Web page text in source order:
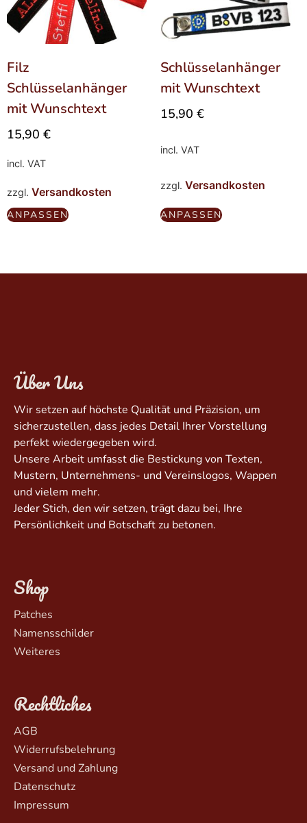
Filz
Schlüsselanhänger
mit Wunschtext
15,90 €
incl. VAT
zzgl. Versandkosten
ANPASSEN
Schlüsselanhänger
mit Wunschtext
15,90 €
incl. VAT
zzgl. Versandkosten
ANPASSEN
Über Uns
Wir setzen auf höchste Qualität und Präzision, um
sicherzustellen, dass jedes Detail Ihrer Vorstellung
perfekt wiedergegeben wird.
Unsere Arbeit umfasst die Bestickung von Texten,
Mustern, Unternehmens- und Vereinslogos, Wappen
und vielem mehr.
Jeder Stich, den wir setzen, trägt dazu bei, Ihre
Persönlichkeit und Botschaft zu betonen.
Shop
Patches
Namensschilder
Weiteres
Rechtliches
AGB
Widerrufsbelehrung
Versand und Zahlung
Datenschutz
Impressum